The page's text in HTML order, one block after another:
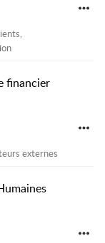
financier
externes